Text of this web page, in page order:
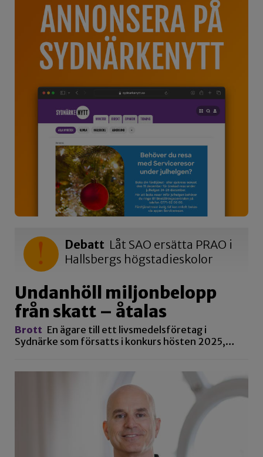
Debatt Låt SAO ersätta PRAO i
Hallsbergs högstadieskolor
Undanhöll miljonbelopp
från skatt – åtalas
Brott En ägare till ett livsmedelsföretag i
Sydnärke som försatts i konkurs hösten 2025,…